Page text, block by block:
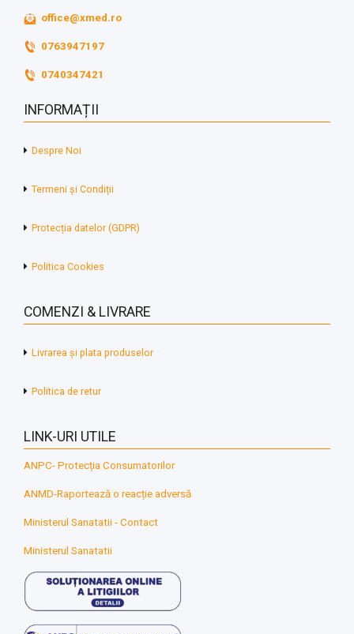
office@xmed.ro
0763947197
0740347421
INFORMAȚII
Despre Noi
Termeni și Condiții
Protecția datelor (GDPR)
Politica Cookies
COMENZI & LIVRARE
Livrarea și plata produselor
Politica de retur
LINK-URI UTILE
ANPC- Protecția Consumatorilor
ANMD-Raportează o reacție adversă
Ministerul Sanatatii - Contact
Ministerul Sanatatii